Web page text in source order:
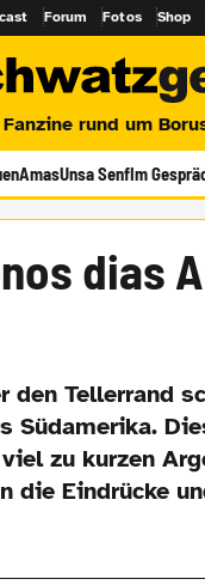
Forum Fotos Shop
rund um
AmasUnsa SenfIm
dias
den Tellerrand
Südamerika.
zu kurzen
die Eindrücke